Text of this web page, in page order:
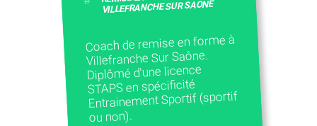
VILLEFRANCHE SUR SAONE
Coach de remise en forme à
Villefranche Sur Saône.
Diplômé d'une licence
STAPS en spécificité
Entrainement Sportif (sportif
ou non).